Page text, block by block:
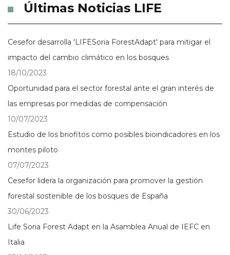
Últimas Noticias LIFE
Cesefor desarrolla 'LIFESoria ForestAdapt' para mitigar el
impacto del cambio climático en los bosques
18/10/2023
Oportunidad para el sector forestal ante el gran interés de
las empresas por medidas de compensación
10/07/2023
Estudio de los briofitos como posibles bioindicadores en los
montes piloto
07/07/2023
Cesefor lidera la organización para promover la gestión
forestal sostenible de los bosques de España
30/06/2023
Life Soria Forest Adapt en la Asamblea Anual de IEFC en
Italia